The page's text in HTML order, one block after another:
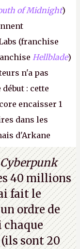
of Midnight)
(franchise
Hellblade)
n'a pas
: cette
encaisser 1
dans les
d'Arkane
faire partie des
a confirmé
Cyberpunk
40 millions
fait le
ordre de
chaque
sont 20